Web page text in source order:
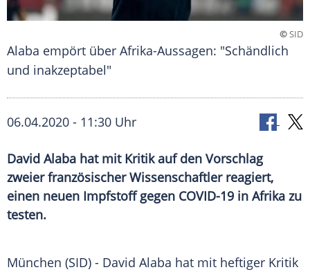
©SID
Alaba empört über Afrika-Aussagen: "Schändlich
und inakzeptabel"
06.04.2020 - 11:30 Uhr
David Alaba hat mit Kritik auf den Vorschlag
zweier französischer Wissenschaftler reagiert,
einen neuen Impfstoff gegen COVID-19 in Afrika zu
testen.
München (SID) - David Alaba hat mit heftiger Kritik